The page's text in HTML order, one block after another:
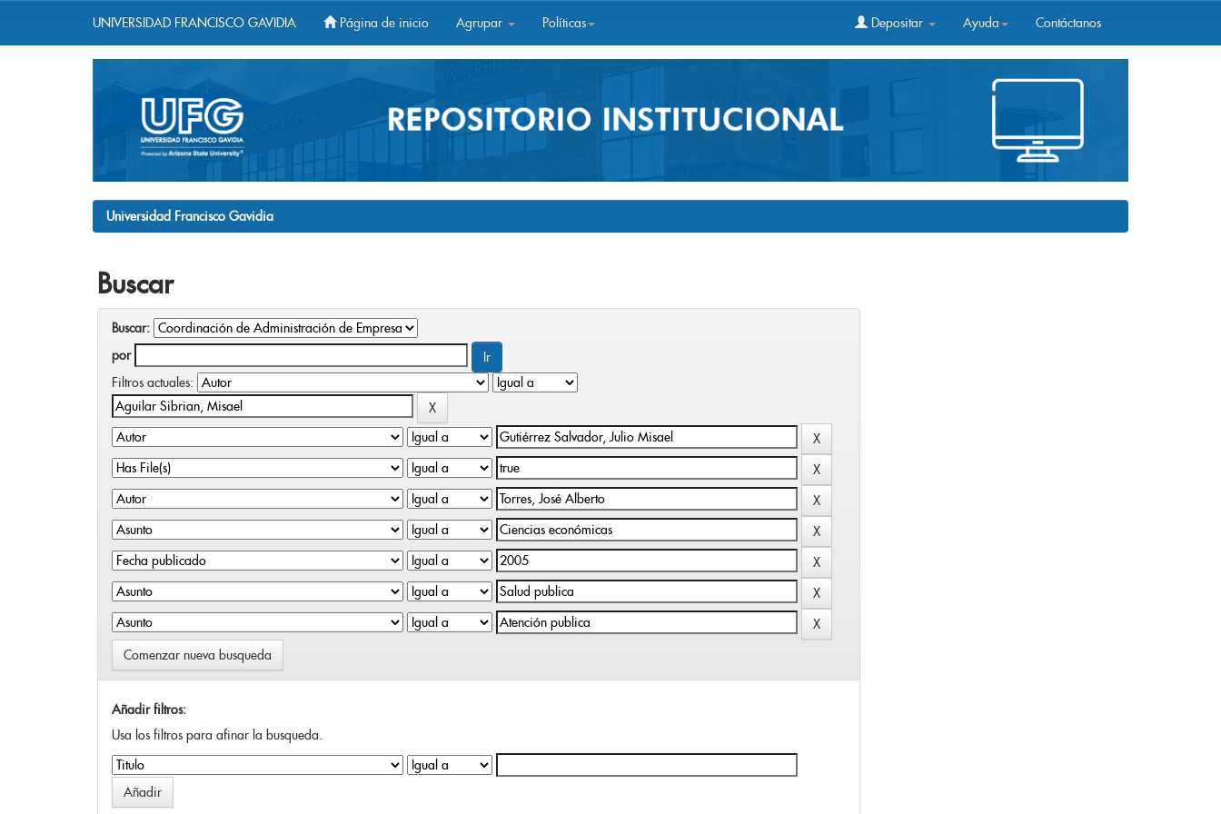
UNIVERSIDAD FRANCISCO GAVIDIA Página de inicio Agrupar Políticas Depositar Ayuda Contáctanos
Universidad Francisco Gavidia
Buscar
Buscar:
por
Filtros actuales:
Comenzar nueva busqueda
Añadir filtros:
Usa los filtros para afinar la busqueda.